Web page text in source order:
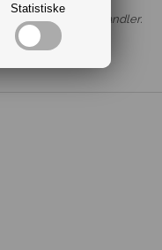
Statistiske
smykke forhandler.